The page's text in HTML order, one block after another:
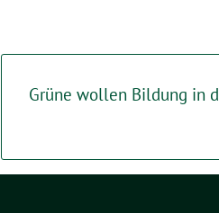
Grüne wollen Bildung in